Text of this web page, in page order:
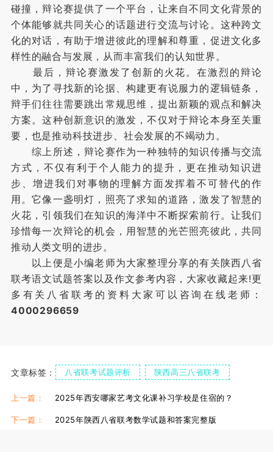
碰撞，辩论赛提供了一个平台，让来自不同文化背景的
个体能够就共同关心的话题进行交流与讨论。这种跨文
化的对话，有助于增进彼此的理解和尊重，促进文化多
样性的融合与发展，从而丰富我们的认知世界。
最后，辩论赛激发了创新的火花。在激烈的辩论
中，为了寻找新的论据、构建更有说服力的逻辑链条，
辩手们往往需要跳出常规思维，提出新颖的观点和解决
方案。这种创新意识的激发，不仅对于辩论本身至关重
要，也是推动科技进步、社会发展的不竭动力。
综上所述，辩论赛作为一种独特的知识传播与交流
方式，不仅有利于个人能力的提升，更在推动知识进
步、增进我们对事物的理解方面发挥着不可替代的作
用。它像一盏明灯，照亮了求知的道路，激发了智慧的
火花，引领我们在知识的海洋中不断探索前行。让我们
珍惜每一次辩论的机会，用智慧的光芒照亮彼此，共同
推动人类文明的进步。
以上便是小编老师为大家整理分享的有关陕西八省
联考语文试题答案以及作文参考内容，大家收藏起来!更
多有关八省联考的资料大家可以咨询在线老师：
4000296659
文章标签： 八省联考试题评析 陕西高三八省联考
上一篇： 2025年西安哪家艺考文化课补习学校是住宿的？
下一篇： 2025年陕西八省联考数学试题和答案完整版